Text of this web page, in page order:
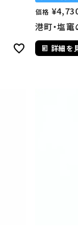
価格 ¥
港町・塩竃
詳細を